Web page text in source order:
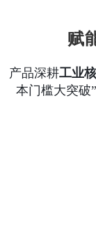
赋
产品深耕工业
本门槛大突破